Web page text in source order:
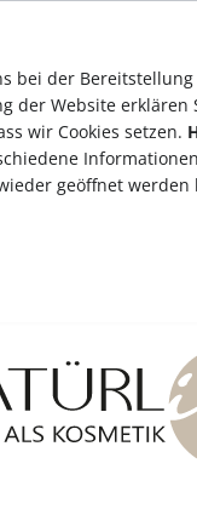
bei der
der Website erklären
wir Cookies setzen.
geöffnet werden